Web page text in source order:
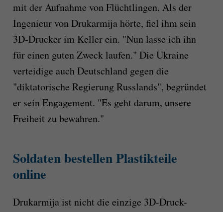
mit der Aufnahme von Flüchtlingen. Als der
Ingenieur von Drukarmija hörte, fiel ihm sein
3D-Drucker im Keller ein. "Nun lasse ich ihn
für einen guten Zweck laufen." Die Ukraine
verteidige auch Deutschland gegen die
"diktatorische Regierung Russlands", begründet
er sein Engagement. "Es geht darum, unsere
Freiheit zu bewahren."
Soldaten bestellen Plastikteile
online
Drukarmija ist nicht die einzige 3D-Druck-